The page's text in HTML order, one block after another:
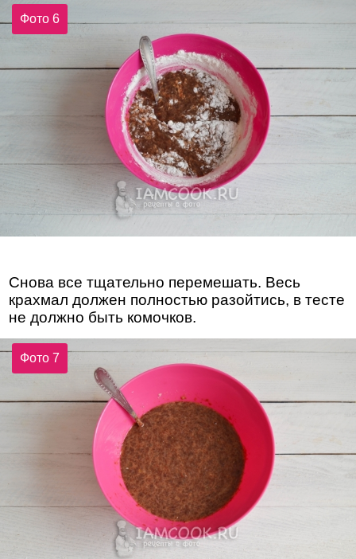
Фото 6
Снова все тщательно перемешать. Весь
крахмал должен полностью разойтись, в тесте
не должно быть комочков.
Фото 7